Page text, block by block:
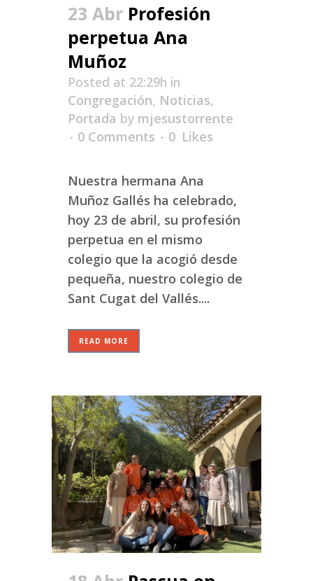
23 Abr Profesión
perpetua Ana
Muñoz
Posted at 22:29h in
Congregación, Noticias,
Portada by mjesustorrente
0 Comments
0 Likes
Nuestra hermana Ana
Muñoz Gallés ha celebrado,
hoy 23 de abril, su profesión
perpetua en el mismo
colegio que la acogió desde
pequeña, nuestro colegio de
Sant Cugat del Vallés....
READ MORE